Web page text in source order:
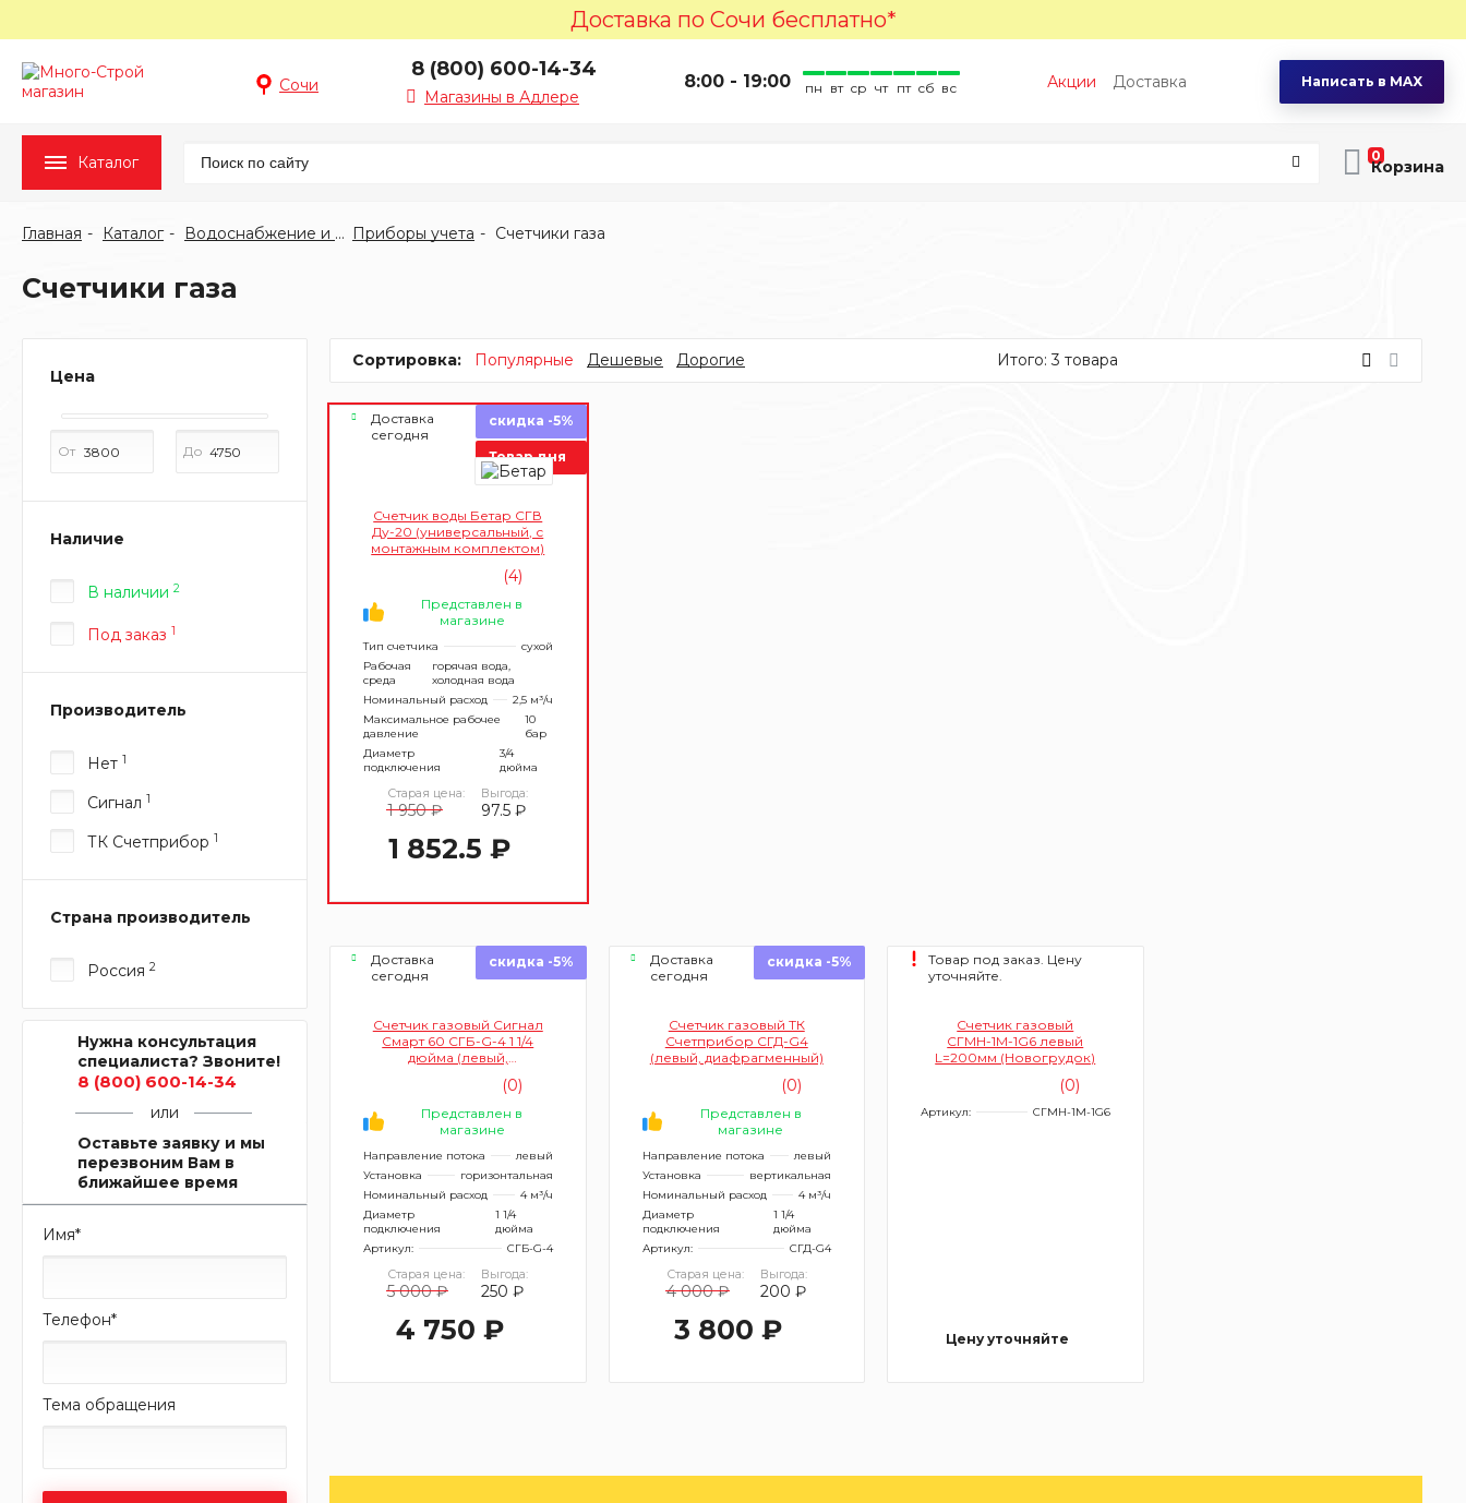
Доставка по Сочи бесплатно*
Сочи
8 (800) 600-14-34 Написать в MAX
Магазины в Адлере
8:00 - 19:00 пн вт ср чт пт сб вс Акции Доставка
Каталог 0
Главная Каталог Водоснабжение и отопление Приборы учета Счетчики газа
Счетчики газа
Цена
От До
Наличие
В наличии 2
Под заказ 1
Производитель
Нет 1
Сигнал 1
ТК Счетприбор 1
Страна производитель
Россия 2
Нужна консультация
специалиста? Звоните!
8 (800) 600-14-34
или
Оставьте заявку и мы
перезвоним Вам в
ближайшее время
Имя*
Телефон*
Тема обращения
Сортировка: Популярные Дешевые Дорогие Итого:3 товара
Доставка
сегодня
скидка -5%
Товар дня
Счетчик воды Бетар СГВ
Ду-20 (универсальный, с
монтажным комплектом)
(4)
Представлен в
магазине
Тип счетчика
сухой
Рабочая
среда
горячая вода,
холодная вода
Номинальный расход
2,5 м³/ч
Максимальное рабочее
давление
10
бар
Диаметр
подключения
3/4
дюйма
Старая цена:
1 950 ₽
Выгода:
97.5 ₽
1 852.5 ₽
Доставка
сегодня
скидка -5%
Счетчик газовый Сигнал
Смарт 60 СГБ-G-4 1 1/4
дюйма (левый,
(0)
Представлен в
магазине
Направление потока
левый
Установка
горизонтальная
Номинальный расход
4 м³/ч
Диаметр
подключения
1 1/4
дюйма
Артикул:
СГБ-G-4
Старая цена:
5 000 ₽
Выгода:
250 ₽
4 750 ₽
Доставка
сегодня
скидка -5%
Счетчик газовый ТК
Счетприбор СГД-G4
(левый, диафрагменный)
(0)
Представлен в
магазине
Направление потока
левый
Установка
вертикальная
Номинальный расход
4 м³/ч
Диаметр
подключения
1 1/4
дюйма
Артикул:
СГД-G4
Старая цена:
4 000 ₽
Выгода:
200 ₽
3 800 ₽
Товар под заказ. Цену
уточняйте.
Счетчик газовый
СГМН-1М-1G6 левый
L=200мм (Новогрудок)
(0)
Артикул: СГМН-1М-1G6
Цену уточняйте